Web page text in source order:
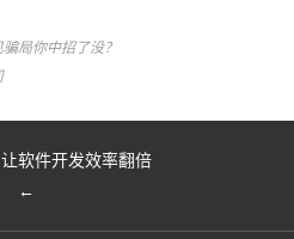
局你中招了没？
软件开发效率翻倍
←